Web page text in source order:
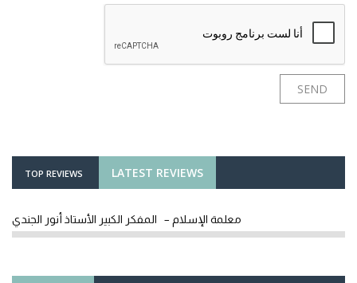
LATEST REVIEWS
TOP REVIEWS
معلمة الإسلام – المفكر الكبير الأستاذ أنور الجندي